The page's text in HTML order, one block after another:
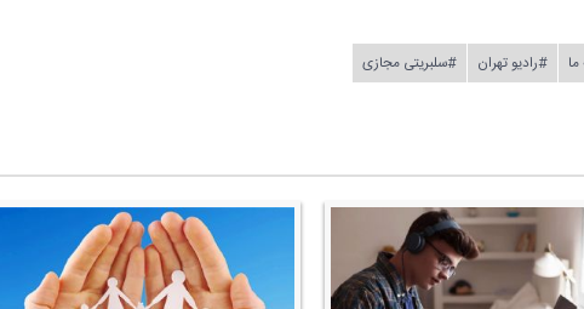
#رادیو تهران
#سلبریتی مجازی